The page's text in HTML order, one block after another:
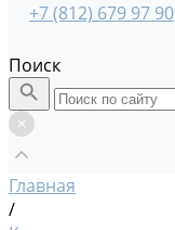
+7 (812) 679 97 90
Поиск
Главная
/